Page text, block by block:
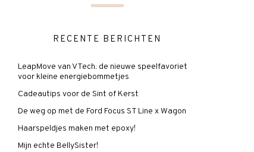
RECENTE BERICHTEN
LeapMove van VTech: de nieuwe speelfavoriet
voor kleine energiebommetjes
Cadeautips voor de Sint of Kerst
De weg op met de Ford Focus ST Line x Wagon
Haarspeldjes maken met epoxy!
Mijn echte BellySister!